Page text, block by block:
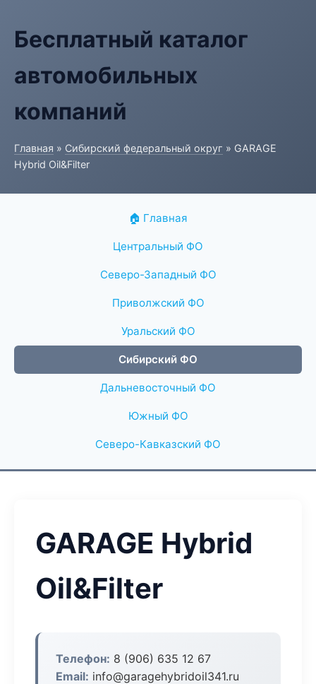
Бесплатный каталог
автомобильных
компаний
Главная » Сибирский федеральный округ » GARAGE
Hybrid Oil&Filter
🏠 Главная
Центральный ФО
Северо-Западный ФО
Приволжский ФО
Уральский ФО
Сибирский ФО
Дальневосточный ФО
Южный ФО
Северо-Кавказский ФО
GARAGE Hybrid
Oil&Filter
Телефон: 8 (906) 635 12 67
Email: info@garagehybridoil341.ru